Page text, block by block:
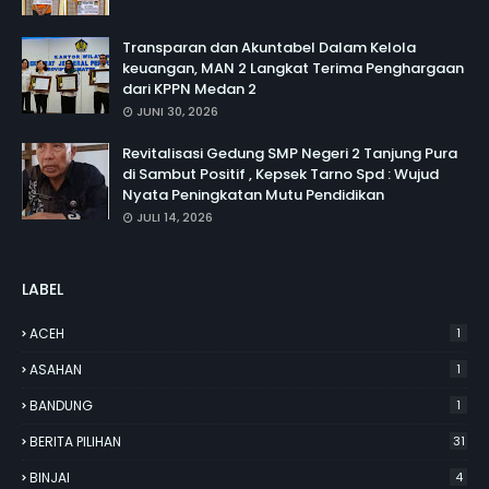
Transparan dan Akuntabel Dalam Kelola
keuangan, MAN 2 Langkat Terima Penghargaan
dari KPPN Medan 2
JUNI 30, 2026
Revitalisasi Gedung SMP Negeri 2 Tanjung Pura
di Sambut Positif , Kepsek Tarno Spd : Wujud
Nyata Peningkatan Mutu Pendidikan
JULI 14, 2026
LABEL
ACEH 1
ASAHAN 1
BANDUNG 1
BERITA PILIHAN 31
BINJAI 4